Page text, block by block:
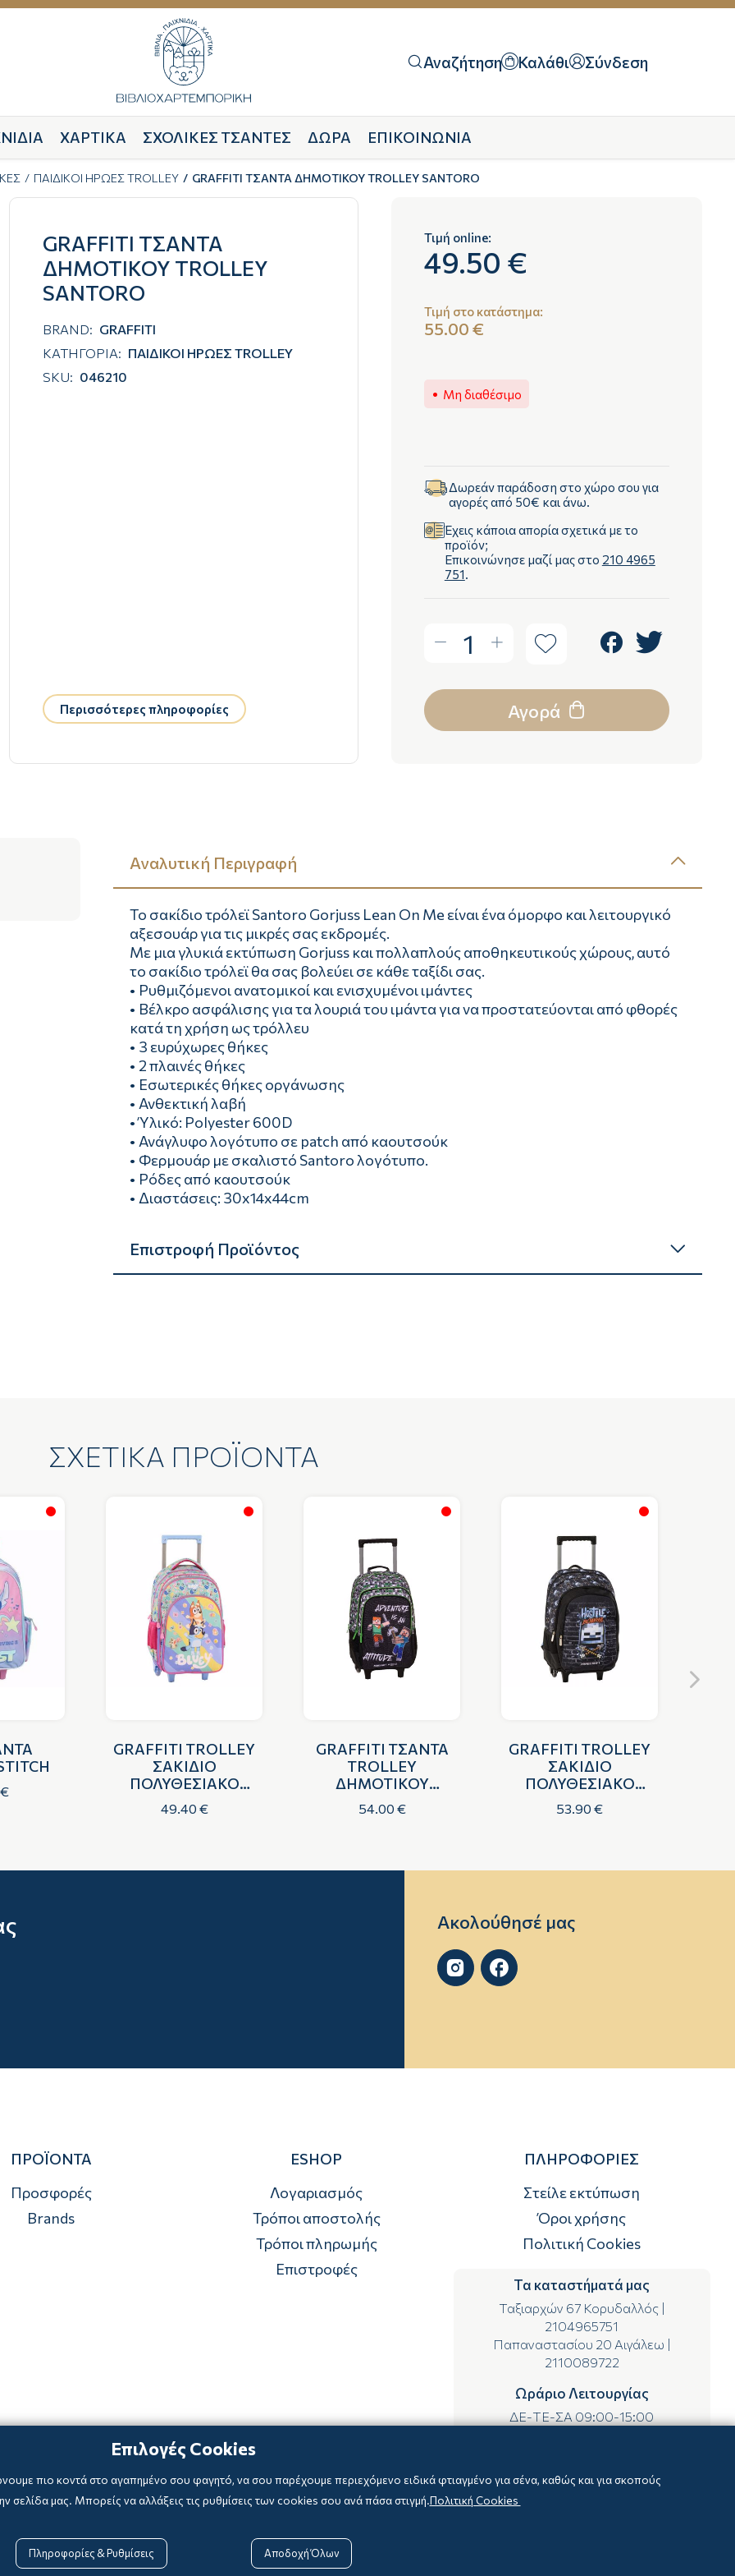
Αναζήτηση Καλάθι Σύνδεση
ΧΑΡΤΙΚΑ ΣΧΟΛΙΚΕΣ ΤΣΑΝΤΕΣ ΔΩΡΑ ΕΠΙΚΟΙΝΩΝΙΑ
ΠΑΙΔΙΚΟΙ ΗΡΩΕΣ TROLLEY GRAFFITI ΤΣΑΝΤΑ ΔΗΜΟΤΙΚΟΥ TROLLEY SANTORO
GRAFFITI ΤΣΑΝΤΑ
ΔΗΜΟΤΙΚΟΥ TROLLEY
SANTORO
BRAND: GRAFFITI
ΚΑΤΗΓΟΡΙΑ: ΠΑΙΔΙΚΟΙ ΗΡΩΕΣ TROLLEY
SKU: 046210
Περισσότερες πληροφορίες
Τιμή online:
49.50 €
Τιμή στο κατάστημα:
55.00 €
Μη διαθέσιμο
Δωρεάν παράδοση στο χώρο σου για
αγορές από 50€ και άνω.
Έχεις κάποια απορία σχετικά με το
προϊόν;
Επικοινώνησε μαζί μας στο 210 4965
751
1
Αγορά
Αναλυτική Περιγραφή
Το σακίδιο τρόλεϊ Santoro Gorjuss Lean On Me είναι ένα όμορφο και λειτουργικό
αξεσουάρ για τις μικρές σας εκδρομές.
Με μια γλυκιά εκτύπωση Gorjuss και πολλαπλούς αποθηκευτικούς χώρους, αυτό
το σακίδιο τρόλεϊ θα σας βολεύει σε κάθε ταξίδι σας.
• Ρυθμιζόμενοι ανατομικοί και ενισχυμένοι ιμάντες
• Βέλκρο ασφάλισης για τα λουριά του ιμάντα για να προστατεύονται από φθορές
κατά τη χρήση ως τρόλλευ
• 3 ευρύχωρες θήκες
• 2 πλαινές θήκες
• Εσωτερικές θήκες οργάνωσης
• Ανθεκτική λαβή
• Ύλικό: Polyester 600D
• Ανάγλυφο λογότυπο σε patch από καουτσούκ
• Φερμουάρ με σκαλιστό Santoro λογότυπο.
• Ρόδες από καουτσούκ
• Διαστάσεις: 30x14x44cm
Επιστροφή Προϊόντος
ΣΧΕΤΙΚΑ ΠΡΟΪΟΝΤΑ
GRAFFITI TROLLEY
ΣΑΚΙΔΙΟ
ΠΟΛΥΘΕΣΙΑΚΟ
STICKERS RAIN
BLUEY
49.40 €
GRAFFITI ΤΣΑΝΤΑ
ΤROLLEY
ΔΗΜΟΤΙΚΟΥ
MINECRAFT
54.00 €
GRAFFITI TROLLEY
ΣΑΚΙΔΙΟ
ΠΟΛΥΘΕΣΙΑΚΟ
MINECRAFT WALL
53.90 €
Ακολούθησέ μας
 
ΠΡΟΪΟΝΤΑ
Προσφορές
Brands
ESHOP
Λογαριασμός
Τρόποι αποστολής
Τρόποι πληρωμής
Επιστροφές
ΠΛΗΡΟΦΟΡΙΕΣ
Στείλε εκτύπωση
Όροι χρήσης
Πολιτική Cookies
Τα καταστήματά μας
Ταξιαρχών 67 Κορυδαλλός|
2104965751
Παπαναστασίου 20 Αιγάλεω
2110089722
Ωράριο Λειτουργίας
ΔΕ-ΤΕ-ΣΑ 09:00-15:00
Copyright © 2024
-2026 biblioxarteboriki.gr
Powered by Developed with
Επιλογές Cookies
πιο κοντά στο αγαπημένο σου φαγητό, να σου παρέχουμε περιεχόμενο ειδικά φτιαγμένο για σένα, καθώς και για σκοπούς
σελίδα μας. Μπορείς να αλλάξεις τις ρυθμίσεις των cookies σου ανά πάσα στιγμή.Πολιτική Cookies
Πληροφορίες & Ρυθμίσεις Αποδοχή Όλων